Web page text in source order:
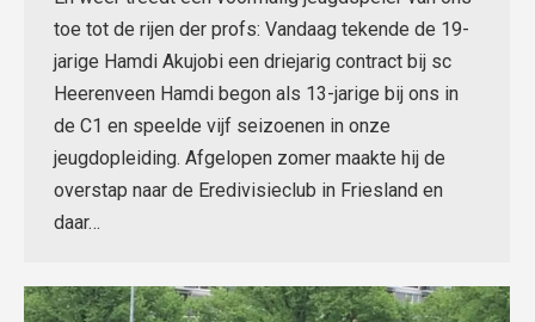
toe tot de rijen der profs: Vandaag tekende de 19-
jarige Hamdi Akujobi een driejarig contract bij sc
Heerenveen Hamdi begon als 13-jarige bij ons in
de C1 en speelde vijf seizoenen in onze
jeugdopleiding. Afgelopen zomer maakte hij de
overstap naar de Eredivisieclub in Friesland en
daar…